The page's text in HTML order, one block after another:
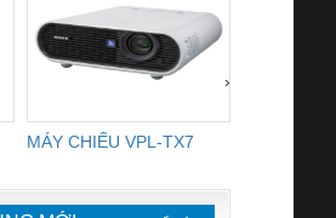
MÁY CHIẾU VPL-TX7
›